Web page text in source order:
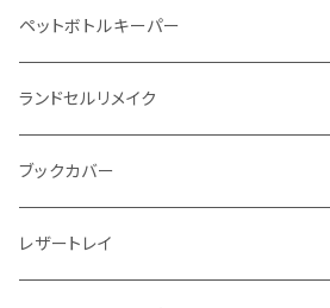
イントレチャート 編み込みアートウォレット
"Crammy"L字フラップウォレット
"メッセージ"カリグラフィーウォレット
イントレチャート
ラウンドファスナー
ペットボトルキーパー
ランドセルリメイク
写真立て
ブックカバー
レザートレイ